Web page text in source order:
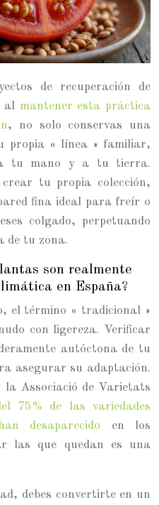
de recuperación de
al mantener esta práctica
, no solo conservas una
propia « línea » familiar,
a tu mano y a tu tierra.
tu propia colección,
fina ideal para freír o
colgado, perpetuando
de tu zona.
son realmente
en España?
el término « tradicional »
con ligereza. Verificar
autóctona de tu
asegurar su adaptación.
Associació de Varietats
75% de las variedades
desaparecido en los
las que quedan es una
debes convertirte en un